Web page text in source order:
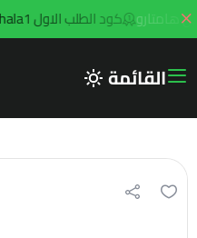
كود الطلب الاول hala1
القائمة